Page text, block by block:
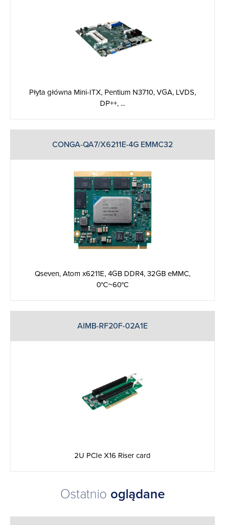
Płyta główna Mini-ITX, Pentium N3710, VGA, LVDS,
DP++, ...
CONGA-QA7/X6211E-4G EMMC32
Qseven, Atom x6211E, 4GB DDR4, 32GB eMMC,
0°C~60°C
AIMB-RF20F-02A1E
2U PCIe X16 Riser card
Ostatnio oglądane